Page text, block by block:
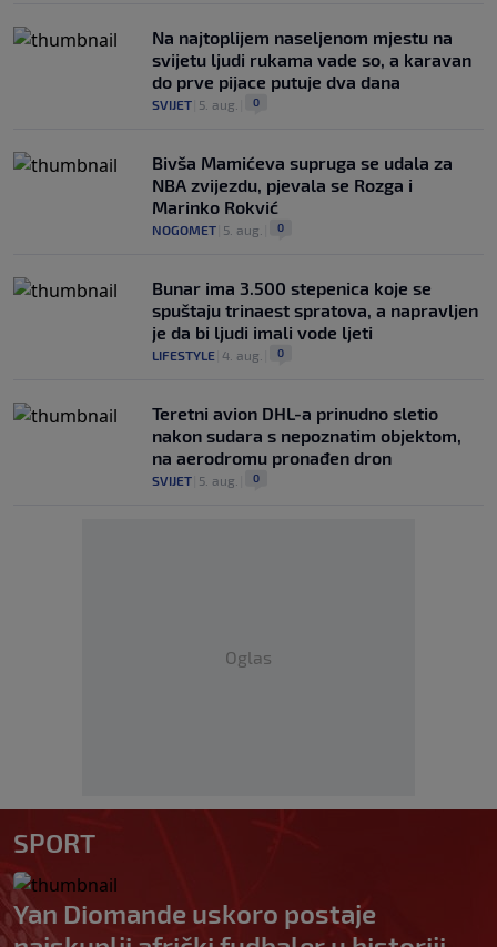
Na najtoplijem naseljenom mjestu na
svijetu ljudi rukama vade so, a karavan
do prve pijace putuje dva dana
SVIJET 5. aug. 0
Bivša Mamićeva supruga se udala za
NBA zvijezdu, pjevala se Rozga i
Marinko Rokvić
NOGOMET 5. aug. 0
Bunar imа 3.500 stepenica koje se
spuštaju trinaest spratova, a napravljen
je da bi ljudi imali vode ljeti
LIFESTYLE 4. aug. 0
Teretni avion DHL-a prinudno sletio
nakon sudara s nepoznatim objektom,
na aerodromu pronađen dron
SVIJET 5. aug. 0
Oglas
SPORT
Yan Diomande uskoro postaje